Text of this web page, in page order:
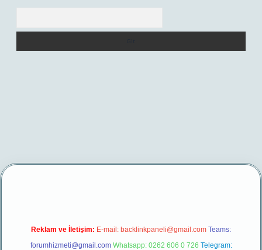
yeni giriş
Reklam ve İletişim: E-mail: backlinkpaneli@gmail.com Teams:
forumhizmeti@gmail.com Whatsapp: 0262 606 0 726 Telegram: